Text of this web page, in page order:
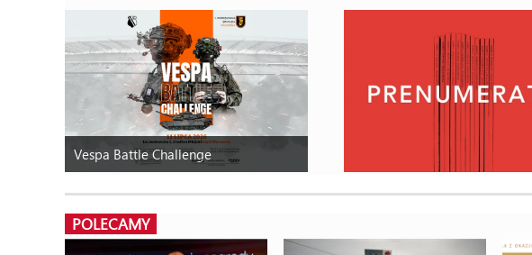
Vespa Battle Challenge
POLECAMY